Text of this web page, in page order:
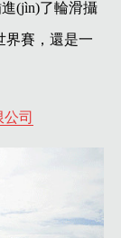
進(jìn)了輪滑攝
，還是一
司